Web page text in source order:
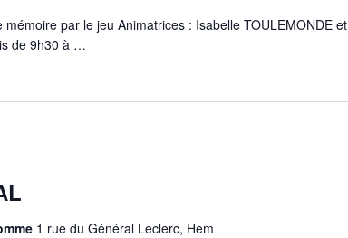
par le jeu Animatrices : Isabelle TOULEMONDE et
de 9h30 à …
1 rue du Général Leclerc, Hem